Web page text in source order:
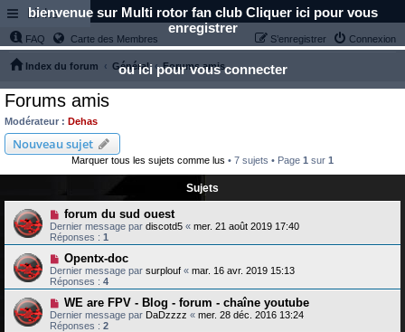
bienvenue sur Multi rotor fan club Cliquer ici pour vous
enregistrer
ou ici pour vous connecter
Links
FAQ Carte des Membres Connexion
S’enregistrer
Index du forum Général Forums amis
Forums amis
Modérateur : Dehas
Nouveau sujet
Marquer tous les sujets comme lus • 7 sujets • Page 1 sur 1
Sujets
forum du sud ouest
Dernier message par discotd5 « mer. 21 août 2019 17:40
Réponses : 1
Opentx-doc
Dernier message par surplouf « mar. 16 avr. 2019 15:13
Réponses : 4
WE are FPV - Blog - forum - chaîne youtube
Dernier message par DaDzzzz « mer. 28 déc. 2016 13:24
Réponses : 2